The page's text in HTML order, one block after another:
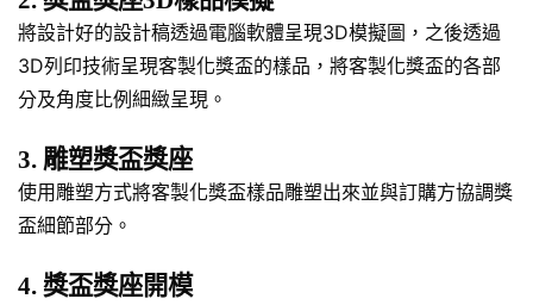
將設計好的設計稿透過電腦軟體呈現3D模擬圖，之後透過
3D列印技術呈現客製化獎盃的樣品，將客製化獎盃的各部
分及角度比例細緻呈現。
3. 雕塑獎盃獎座
使用雕塑方式將客製化獎盃樣品雕塑出來並與訂購方協調獎
盃細節部分。
4. 獎盃獎座開模